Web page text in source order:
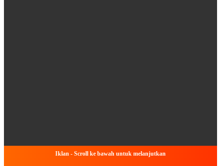
Iklan - Scroll ke bawah untuk melanjutkan